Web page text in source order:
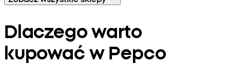
Dlaczego warto
kupować w Pepco